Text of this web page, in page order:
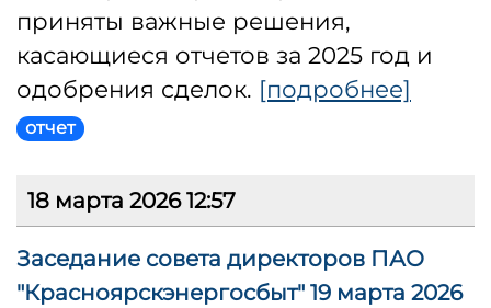
приняты важные решения,
касающиеся отчетов за 2025 год и
одобрения сделок. [подробнее]
отчет
18 марта 2026 12:57
Заседание совета директоров ПАО
"Красноярскэнергосбыт" 19 марта 2026